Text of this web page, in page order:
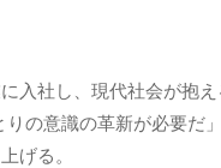
入社し、現代社会が抱え
の意識の革新が必要だ
げる。